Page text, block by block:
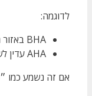
לדוגמה:
BHA באזור ה-T לעומסים ונקבוביות
AHA עדין לשיפור מרקם כללי וזוהר
אם זה נשמע כמו